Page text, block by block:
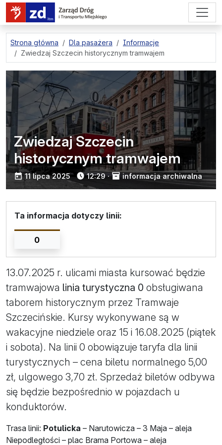
przejdź do treści strony
Strona główna Dla pasażera
Informacje
Zwiedzaj Szczecin historycznym tramwajem
Zwiedzaj Szczecin
historycznym tramwajem
opublikowano:
11 lipca 2025 12:29· informacja archiwalna
Ta informacja dotyczy linii:
0
13.07.2025 r. ulicami miasta kursować będzie
tramwajowa linia turystyczna 0 obsługiwana
taborem historycznym przez Tramwaje
Szczecińskie. Kursy wykonywane są w
wakacyjne niedziele oraz 15 i 16.08.2025 (piątek
i sobota). Na linii 0 obowiązuje taryfa dla linii
turystycznych – cena biletu normalnego 5,00
zł, ulgowego 3,70 zł. Sprzedaż biletów odbywa
się będzie bezpośrednio w pojazdach u
konduktorów.
Trasa linii: Potulicka – Narutowicza – 3 Maja – aleja
Niepodległości – plac Brama Portowa – aleja